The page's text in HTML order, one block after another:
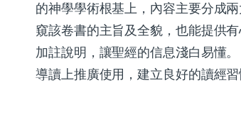
的神學學術根基上，內容主要分成
窺該卷書的主旨及全貌，也能提供
加註說明，讓聖經的信息淺白易懂
導讀上推廣使用，建立良好的讀經習